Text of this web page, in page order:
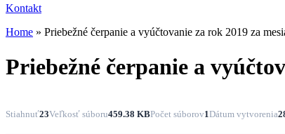
Kontakt
Home » Priebežné čerpanie a vyúčtovanie za rok 2019 za
Priebežné čerpanie a
Stiahnuť23Veľkosť súboru459.38 KBPočet súborov1Dátum vytvorenia